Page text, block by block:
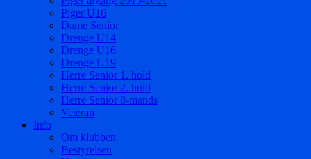
Piger U16
Dame Senior
Drenge U14
Drenge U16
Drenge U19
Herre Senior 1. hold
Herre Senior 2. hold
Herre Senior 8-mands
Veteran
Info
Om klubben
Bestyrelsen